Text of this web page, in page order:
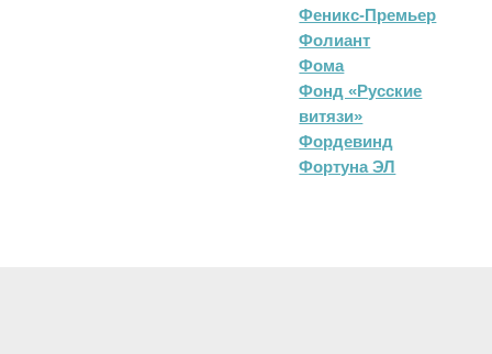
Феникс-Премьер
Фолиант
Фома
Фонд «Русские
витязи»
Фордевинд
Фортуна ЭЛ